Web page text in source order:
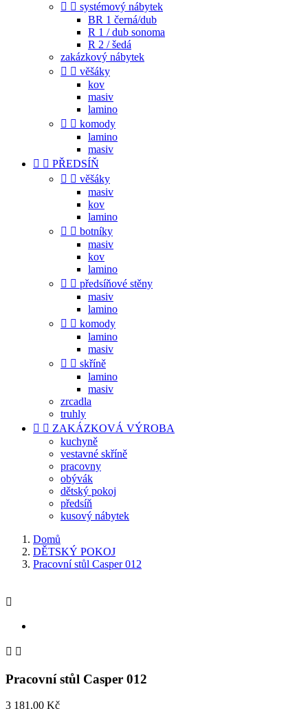
  systémový nábytek
BR 1 černá/dub
R 1 / dub sonoma
R 2 / šedá
zakázkový nábytek
  věšáky
kov
masiv
lamino
  komody
lamino
masiv
  PŘEDSÍŇ
  věšáky
masiv
kov
lamino
  botníky
masiv
kov
lamino
  předsíňové stěny
masiv
lamino
  komody
lamino
masiv
  skříně
lamino
masiv
zrcadla
truhly
  ZAKÁZKOVÁ VÝROBA
kuchyně
vestavné skříně
pracovny
obývák
dětský pokoj
předsíň
kusový nábytek
Domů
DĚTSKÝ POKOJ
Pracovní stůl Casper 012

 
Pracovní stůl Casper 012
3 181,00 Kč